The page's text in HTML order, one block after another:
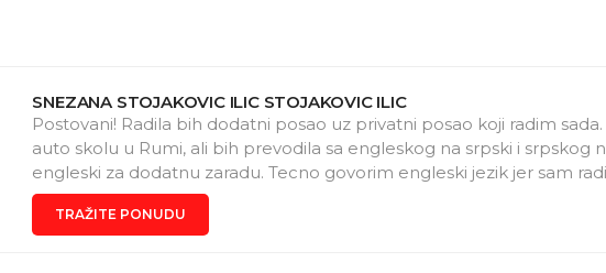
SNEZANA STOJAKOVIC ILIC STOJAKOVIC ILIC
Postovani! Radila bih dodatni posao uz privatni posao koji radim
auto skolu u Rumi, ali bih prevodila sa engleskog na srpski i srpskog
engleski za dodatnu zaradu. Tecno govorim engleski jezik jer sam
godinama u inostranstvu i aktivno se sluzila engleskim. Snezana Ilic
TRAŽITE PONUDU